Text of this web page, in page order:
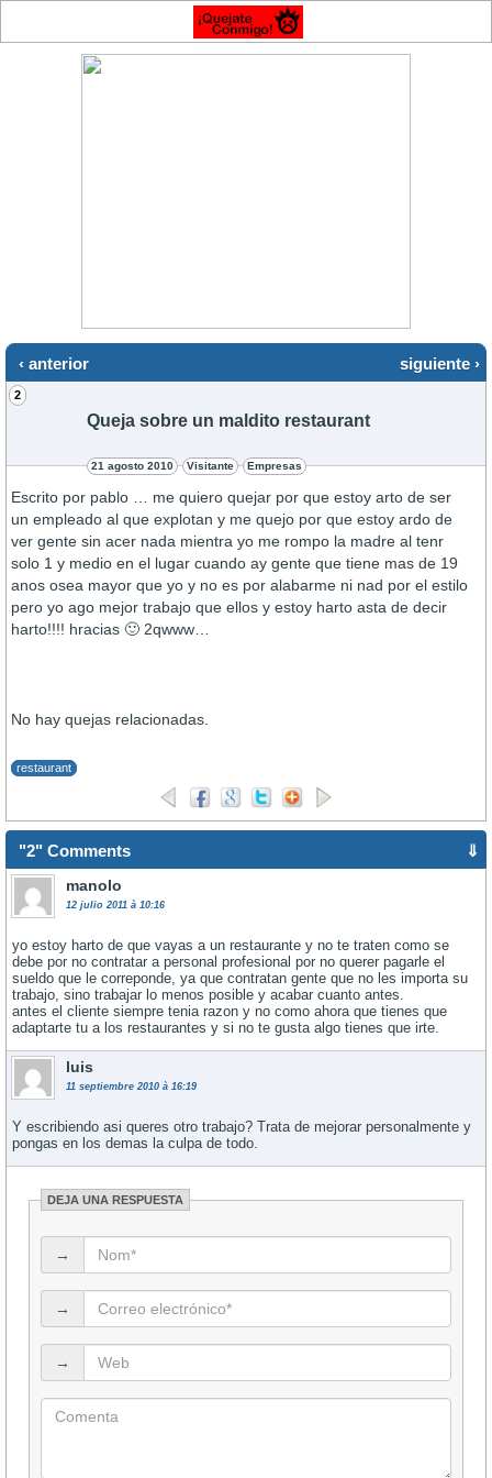
‹ anterior siguiente ›
2
Queja sobre un maldito restaurant
21 agosto 2010 Visitante Empresas
Escrito por pablo … me quiero quejar por que estoy arto de ser
un empleado al que explotan y me quejo por que estoy ardo de
ver gente sin acer nada mientra yo me rompo la madre al tenr
solo 1 y medio en el lugar cuando ay gente que tiene mas de 19
anos osea mayor que yo y no es por alabarme ni nad por el estilo
pero yo ago mejor trabajo que ellos y estoy harto asta de decir
harto!!!! hracias 🙂 2qwww…
No hay quejas relacionadas.
restaurant
"2" Comments ⇓
manolo
12 julio 2011 à 10:16
yo estoy harto de que vayas a un restaurante y no te traten como se
debe por no contratar a personal profesional por no querer pagarle el
sueldo que le correponde, ya que contratan gente que no les importa su
trabajo, sino trabajar lo menos posible y acabar cuanto antes.
antes el cliente siempre tenia razon y no como ahora que tienes que
adaptarte tu a los restaurantes y si no te gusta algo tienes que irte.
luis
11 septiembre 2010 à 16:19
Y escribiendo asi queres otro trabajo? Trata de mejorar personalmente y
pongas en los demas la culpa de todo.
DEJA UNA RESPUESTA
→
→
→